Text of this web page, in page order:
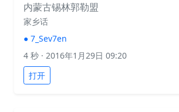
内蒙古锡林郭勒盟
家乡话
● 7_Sev7en
4 秒 · 2016年1月29日 09:20
打开